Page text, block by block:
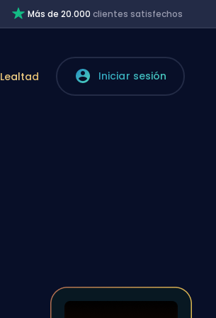
Más de 20.000clientes satisfechos
Lealtad Iniciar sesión